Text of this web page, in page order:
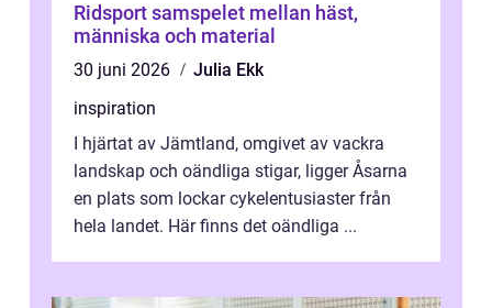
Ridsport samspelet mellan häst,
människa och material
30 juni 2026
Julia Ekk
inspiration
I hjärtat av Jämtland, omgivet av vackra
landskap och oändliga stigar, ligger Åsarna
en plats som lockar cykelentusiaster från
hela landet. Här finns det oändliga ...